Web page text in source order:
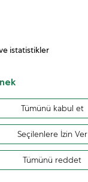
istatistikler
Tümünü reddet
Seçilenlere İzin Ver
Tümünü kabul et